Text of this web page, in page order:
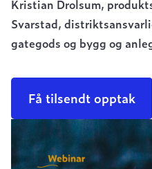
Kristian Drolsum,
Svarstad,
gategods og bygg og
Få tilsendt opptak